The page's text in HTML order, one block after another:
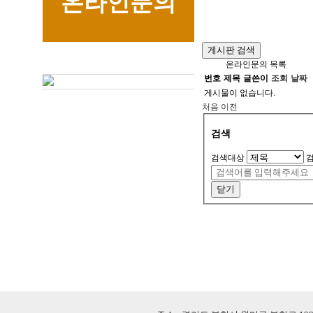
게시판 검색
온라인문의 목록
번호 제목 글쓴이 조회 날짜
게시물이 없습니다.
처음 이전
검색
검색대상
닫기